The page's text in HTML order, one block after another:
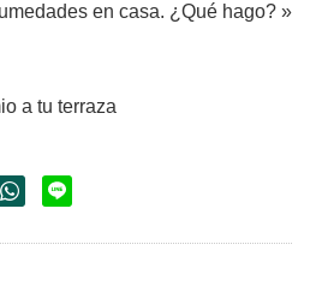
en casa. ¿Qué hago? »
a tu terraza